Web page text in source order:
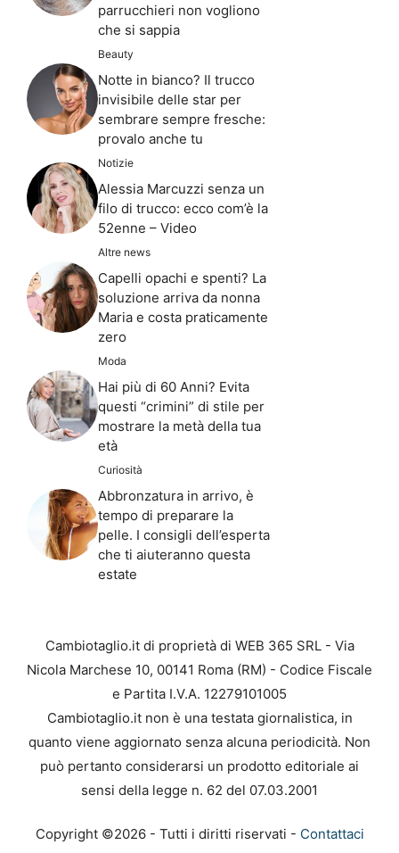
parrucchieri non vogliono
che si sappia
Beauty
Notte in bianco? Il trucco
invisibile delle star per
sembrare sempre fresche:
provalo anche tu
Notizie
Alessia Marcuzzi senza un
filo di trucco: ecco com’è la
52enne – Video
Altre news
Capelli opachi e spenti? La
soluzione arriva da nonna
Maria e costa praticamente
zero
Moda
Hai più di 60 Anni? Evita
questi “crimini” di stile per
mostrare la metà della tua
età
Curiosità
Abbronzatura in arrivo, è
tempo di preparare la
pelle. I consigli dell’esperta
che ti aiuteranno questa
estate
Cambiotaglio.it di proprietà di WEB 365 SRL - Via
Nicola Marchese 10, 00141 Roma (RM) - Codice Fiscale
e Partita I.V.A. 12279101005
Cambiotaglio.it non è una testata giornalistica, in
quanto viene aggiornato senza alcuna periodicità. Non
può pertanto considerarsi un prodotto editoriale ai
sensi della legge n. 62 del 07.03.2001
Copyright ©2026 - Tutti i diritti riservati - Contattaci